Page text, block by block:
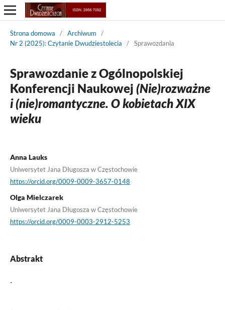
Strona domowa / Archiwum
/
Nr 2 (2025): Czytanie Dwudziestolecia
/ Sprawozdania
Sprawozdanie z Ogólnopolskiej
Konferencji Naukowej (Nie)rozważne
i (nie)romantyczne. O kobietach XIX
wieku
Anna Lauks
Uniwersytet Jana Długosza w Częstochowie
https://orcid.org/0009-0009-3657-0148
Olga Mielczarek
Uniwersytet Jana Długosza w Częstochowie
https://orcid.org/0009-0003-2912-5253
Abstrakt
-